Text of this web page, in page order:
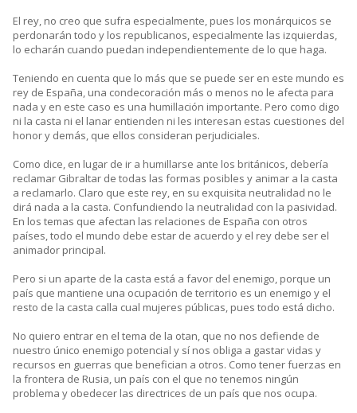
El rey, no creo que sufra especialmente, pues los monárquicos se
perdonarán todo y los republicanos, especialmente las izquierdas,
lo echarán cuando puedan independientemente de lo que haga.
Teniendo en cuenta que lo más que se puede ser en este mundo es
rey de España, una condecoración más o menos no le afecta para
nada y en este caso es una humillación importante. Pero como digo
ni la casta ni el lanar entienden ni les interesan estas cuestiones del
honor y demás, que ellos consideran perjudiciales.
Como dice, en lugar de ir a humillarse ante los británicos, debería
reclamar Gibraltar de todas las formas posibles y animar a la casta
a reclamarlo. Claro que este rey, en su exquisita neutralidad no le
dirá nada a la casta. Confundiendo la neutralidad con la pasividad.
En los temas que afectan las relaciones de España con otros
países, todo el mundo debe estar de acuerdo y el rey debe ser el
animador principal.
Pero si un aparte de la casta está a favor del enemigo, porque un
país que mantiene una ocupación de territorio es un enemigo y el
resto de la casta calla cual mujeres públicas, pues todo está dicho.
No quiero entrar en el tema de la otan, que no nos defiende de
nuestro único enemigo potencial y sí nos obliga a gastar vidas y
recursos en guerras que benefician a otros. Como tener fuerzas en
la frontera de Rusia, un país con el que no tenemos ningún
problema y obedecer las directrices de un país que nos ocupa.